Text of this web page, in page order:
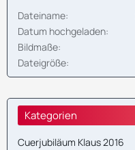
Dateiname
Datum hochgeladen
Bildmaße
Dateigröße
Kategorien
Cuerjubiläum Klaus 2016